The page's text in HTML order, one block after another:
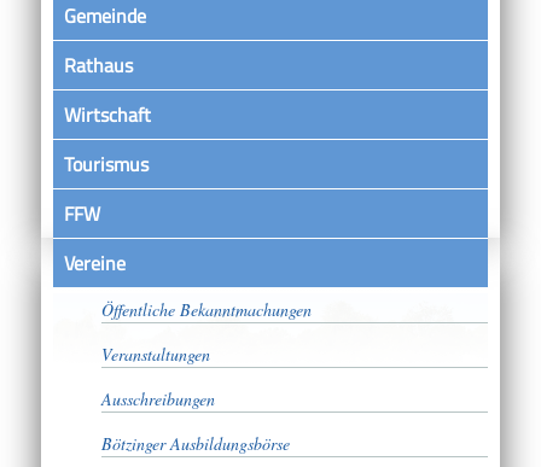
Gemeinde
Rathaus
Wirtschaft
Tourismus
FFW
VereineSatzungen
Öffentliche Bekanntmachungen
Veranstaltungen
Ausschreibungen
Bötzinger Ausbildungsbörse